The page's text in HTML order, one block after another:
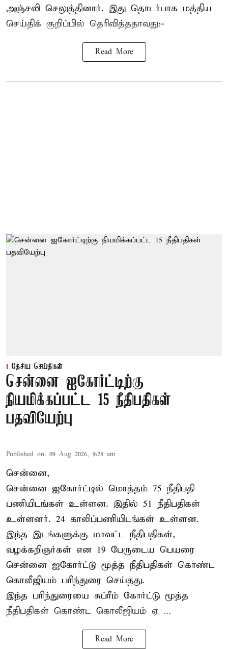
அஞ்சலி செலுத்தினார். இது தொடர்பாக மத்திய
செய்திக் குறிப்பில் தெரிவித்ததாவது:-
Read More
தேசிய செய்திகள்
சென்னை ஐகோர்ட்டிற்கு
நியமிக்கப்பட்ட 15 நீதிபதிகள்
பதவியேற்பு
Published on: 09 Aug 2026, 9:28 am
சென்னை,
சென்னை ஐகோர்ட்டில் மொத்தம் 75 நீதிபதி
பணியிடங்கள் உள்ளன. இதில் 51 நீதிபதிகள்
உள்ளனர். 24 காலிப்பணியிடங்கள் உள்ளன.
இந்த இடங்களுக்கு மாவட்ட நீதிபதிகள்,
வழக்கறிஞர்கள் என 19 பேருடைய பெயரை
சென்னை ஐகோர்ட்டு மூத்த நீதிபதிகள் கொண்ட
கொலீஜியம் பரிந்துரை செய்தது.
இந்த பரிந்துரையை சுப்ரீம் கோர்ட்டு மூத்த
நீதிபதிகள் கொண்ட கொலீஜியம் ஏ ...
Read More